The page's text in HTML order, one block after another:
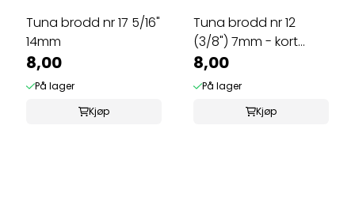
Tuna brodd nr 17 5/16"
14mm
8,00
På lager
Kjøp
Tuna brodd nr 12
(3/8") 7mm - kort
stamme
8,00
På lager
Kjøp